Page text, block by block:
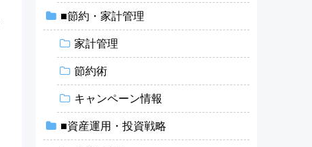
■節約・家計管理
家計管理
節約術
キャンペーン情報
■資産運用・投資戦略